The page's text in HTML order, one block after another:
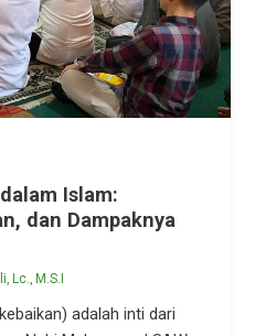
Islam:
dan Dampaknya
Lc., M.S.I
adalah inti dari